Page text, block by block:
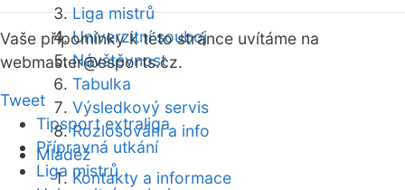
Liga mistrů
Univerzitní souboj
Návštěvnost
Tabulka
Výsledkový servis
Rozlosování a info
Mládež
Kontakty a informace
Vaše připomínky k této stránce uvítáme na
webmaster@esports.cz.
Tweet
Tipsport extraliga
Přípravná utkání
Liga mistrů